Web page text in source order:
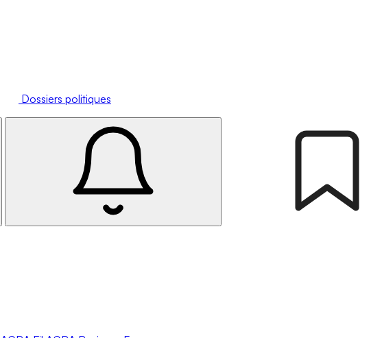
Dossiers politiques